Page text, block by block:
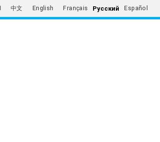
中文 English Français Русский Español